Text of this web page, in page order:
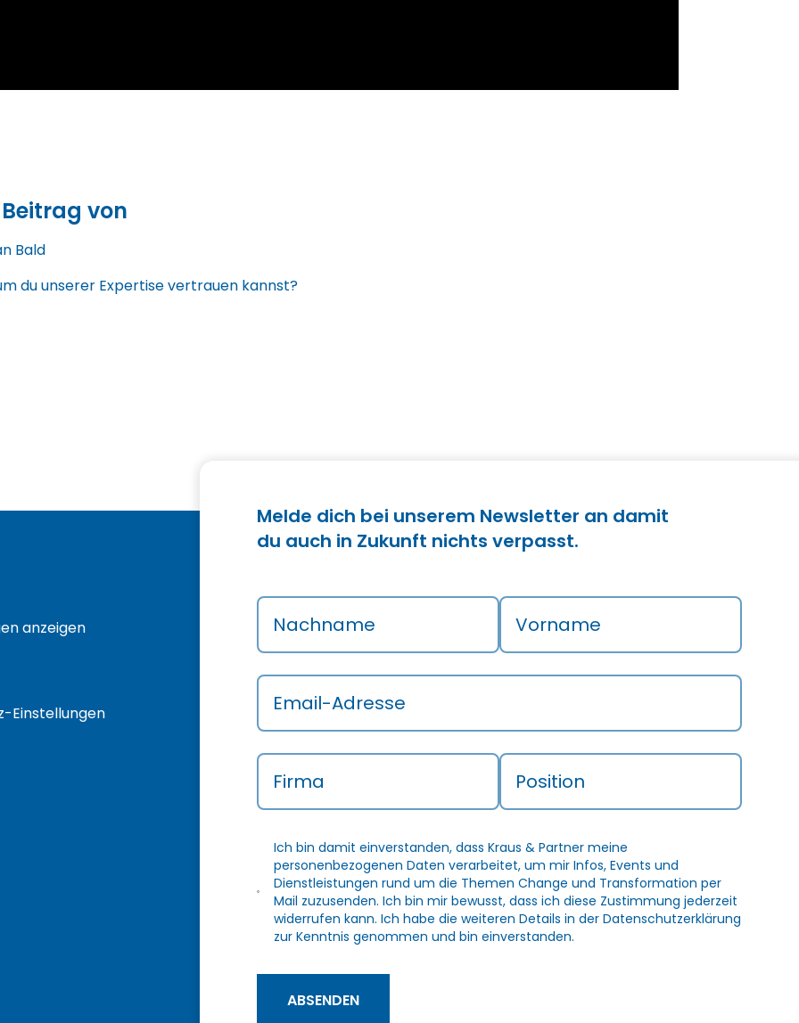
Beitrag von
Bald
du unserer Expertise vertrauen kannst?
anzeigen
Einstellungen
Melde dich bei unserem Newsletter an damit
du auch in Zukunft nichts verpasst.
Nachname Vorname
Email-Adresse
Firma Position
Ich bin damit einverstanden, dass Kraus & Partner meine
personenbezogenen Daten verarbeitet, um mir Infos, Events und
Dienstleistungen rund um die Themen Change und Transformation per
Mail zuzusenden. Ich bin mir bewusst, dass ich diese Zustimmung jederzeit
widerrufen kann. Ich habe die weiteren Details in der Datenschutzerklärung
zur Kenntnis genommen und bin einverstanden.
ABSENDEN